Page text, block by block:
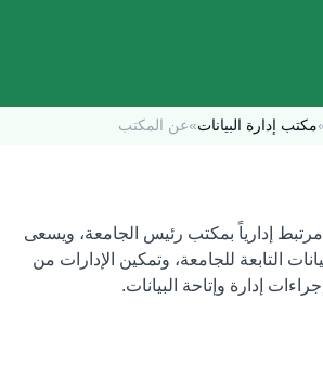
مكتب إدارة البيانات»عن المكتب
مرتبط إدارياً بمكتب رئيس الجامعة، ويسعى
التابعة للجامعة، وتمكين الإدارات من
إدارة وإتاحة البيانات.